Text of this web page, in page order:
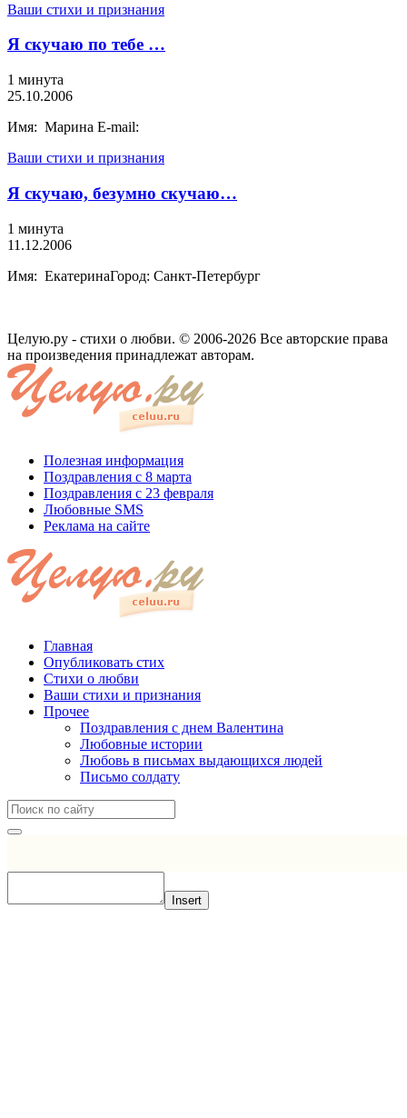
Ваши стихи и признания
Я скучаю по тебе …
1 минута
25.10.2006
Имя: Марина E-mail:
Ваши стихи и признания
Я скучаю, безумно скучаю…
1 минута
11.12.2006
Имя: ЕкатеринаГород: Санкт-Петербург
Целую.ру - стихи о любви. © 2006-2026 Все авторские права
на произведения принадлежат авторам.
Полезная информация
Поздравления с 8 марта
Поздравления с 23 февраля
Любовные SMS
Реклама на сайте
Главная
Опубликовать стих
Стихи о любви
Ваши стихи и признания
Прочее
Поздравления с днем Валентина
Любовные истории
Любовь в письмах выдающихся людей
Письмо солдату
Insert